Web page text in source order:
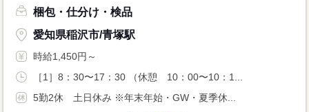
梱包・仕分け・検品
愛知県稲沢市/青塚駅
時給1,450円～
［1］8：30〜17：30 （休憩 10：00〜10：1...
5勤2休 土日休み ※年末年始・GW・夏季休...